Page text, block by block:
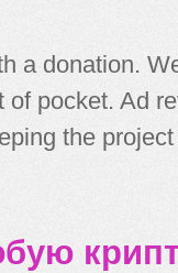
a donation.
pocket. Ad
the